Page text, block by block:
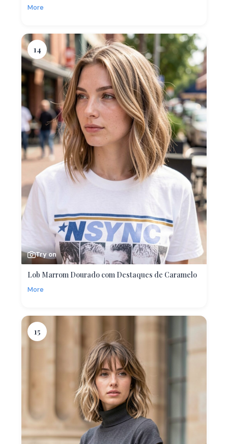
More
14
Try on
Lob Marrom Dourado com Destaques de Caramelo
More
15